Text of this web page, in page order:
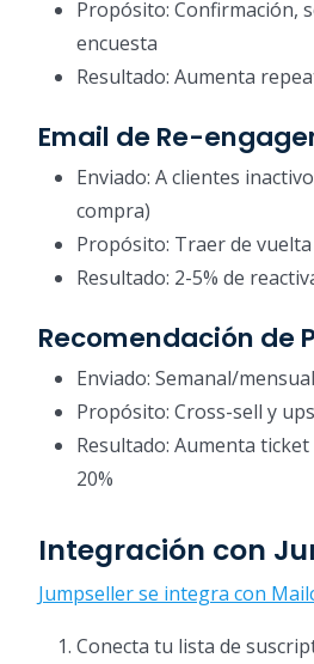
Propósito: Confirmación,
encuesta
Resultado: Aumenta
Email de Re-
Enviado: A clientes
compra)
Propósito: Traer de
Resultado: 2-5% de
Recomendación de
Enviado: Semanal/mensual
Propósito: Cross-sell y
Resultado: Aumenta
20%
Integración con
Jumpseller se integra con
Conecta tu lista de